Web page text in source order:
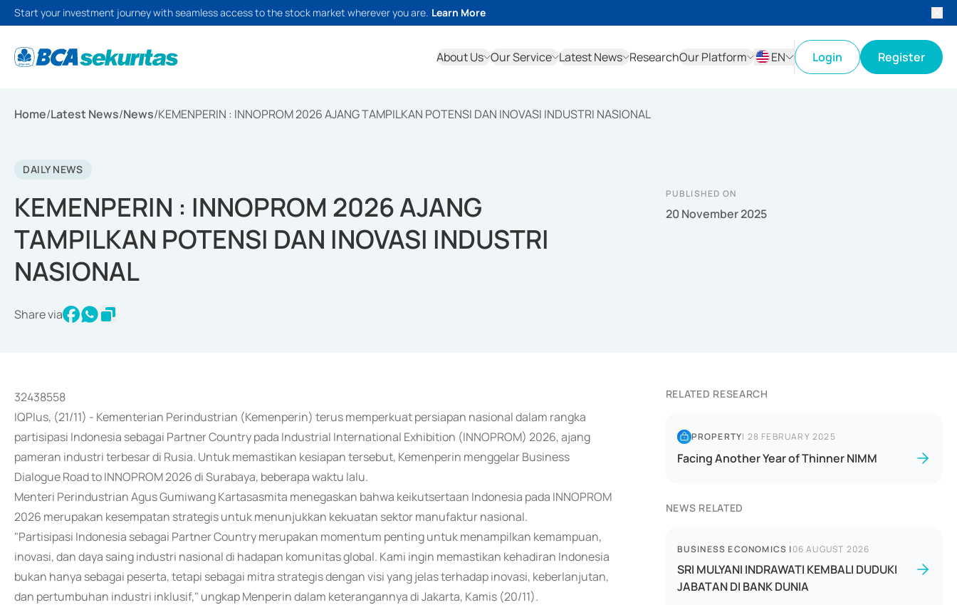
Start your investment journey with seamless access to the stock market wherever you are. Learn More
About Us Our Service Latest News ResearchOur Platform
EN
Login Register
Home/Latest News/News/KEMENPERIN : INNOPROM 2026 AJANG TAMPILKAN POTENSI DAN INOVASI INDUSTRI NASIONAL
DAILY NEWS
KEMENPERIN : INNOPROM 2026 AJANG
TAMPILKAN POTENSI DAN INOVASI INDUSTRI
NASIONAL
Share via
PUBLISHED ON
20 November 2025
32438558
IQPlus, (21/11) - Kementerian Perindustrian (Kemenperin) terus memperkuat persiapan nasional dalam rangka
partisipasi Indonesia sebagai Partner Country pada Industrial International Exhibition (INNOPROM) 2026, ajang
pameran industri terbesar di Rusia. Untuk memastikan kesiapan tersebut, Kemenperin menggelar Business
Dialogue Road to INNOPROM 2026 di Surabaya, beberapa waktu lalu.
Menteri Perindustrian Agus Gumiwang Kartasasmita menegaskan bahwa keikutsertaan Indonesia pada INNOPROM
2026 merupakan kesempatan strategis untuk menunjukkan kekuatan sektor manufaktur nasional.
"Partisipasi Indonesia sebagai Partner Country merupakan momentum penting untuk menampilkan kemampuan,
inovasi, dan daya saing industri nasional di hadapan komunitas global. Kami ingin memastikan kehadiran Indonesia
bukan hanya sebagai peserta, tetapi sebagai mitra strategis dengan visi yang jelas terhadap inovasi, keberlanjutan,
dan pertumbuhan industri inklusif," ungkap Menperin dalam keterangannya di Jakarta, Kamis (20/11).
RELATED RESEARCH
PROPERTY| 28 FEBRUARY 2025
Facing Another Year of Thinner NIMM
NEWS RELATED
BUSINESS ECONOMICS |06 AUGUST 2026
SRI MULYANI INDRAWATI KEMBALI DUDUKI
JABATAN DI BANK DUNIA